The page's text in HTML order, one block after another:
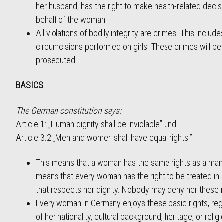
her husband, has the right to make health-related
behalf of the woman.
All violations of bodily integrity are crimes. This
circumcisions performed on girls. These crimes will
prosecuted.
BASICS
The German constitution says:
Article 1: „Human dignity shall be inviolable” und
Article 3.2 „Men and women shall have equal rights.”
This means that a woman has the same rights as a
means that every woman has the right to be treated in
that respects her dignity. Nobody may deny her these
Every woman in Germany enjoys these basic rights,
of her nationality, cultural background, heritage, or